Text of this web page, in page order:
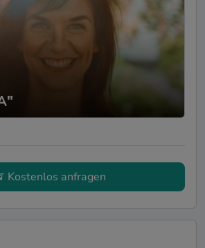
/ Daniela
- Thomas
27.10.2022
die Vorbereitung und auch die ganze
mit ihm lief total unkompliziert.
Abend mit einem tollen Musiker.
sensationellen Stimme hat er für
gesorgt. Danke, für den
Kostenlos anfragen